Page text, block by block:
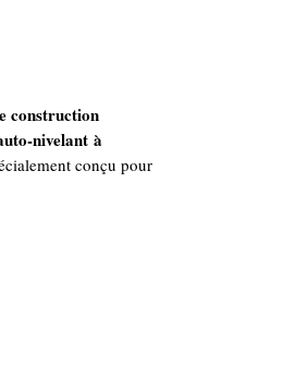
construction
nivelant à
conçu pour